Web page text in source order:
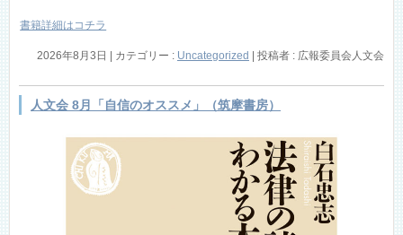
書籍詳細はコチラ
2026年8月3日 | カテゴリー : Uncategorized | 投稿者 : 広報委員会人文会
人文会 8月「自信のオススメ」（筑摩書房）